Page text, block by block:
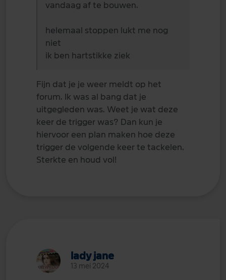
vandaag af te bouwen.
helemaal stoppen lukt me nog
niet
ik ben hartstikke ziek
Fijn dat je je weer meldt op het
forum. Ik was al bang dat je
uitgegleden was. Weet je wat deze
keer de trigger was? Dan kun je
hiervoor een plan maken hoe deze
trigger de volgende keer te tackelen.
Sterkte en houd vol!
lady jane
13 mei 2024